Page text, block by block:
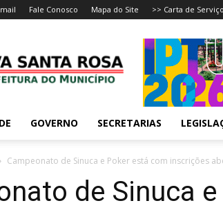
Fale Conosco Mapa do Site >> Carta de
GOVERNO SECRETARIAS
Campeonato de Sinuca e Poker está com inscrições
de Sinuca